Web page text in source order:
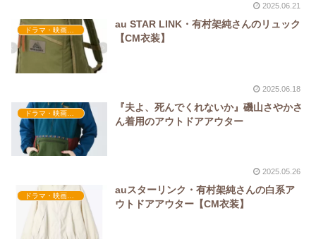
2025.06.21
au STAR LINK・有村架純さんのリュック
【CM衣装】
2025.06.18
『夫よ、死んでくれないか』磯山さやかさ
ん着用のアウトドアアウター
2025.05.26
ドラマ・映画衣装
auスターリンク・有村架純さんの白系ア
ウトドアアウター【CM衣装】